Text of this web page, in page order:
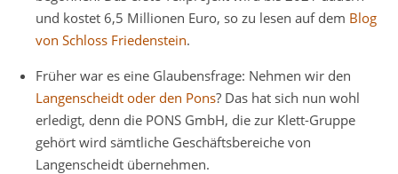
und kostet 6,5 Millionen Euro, so zu lesen auf dem Blog
von Schloss Friedenstein.
Früher war es eine Glaubensfrage: Nehmen wir den
Langenscheidt oder den Pons? Das hat sich nun wohl
erledigt, denn die PONS GmbH, die zur Klett-Gruppe
gehört wird sämtliche Geschäftsbereiche von
Langenscheidt übernehmen.